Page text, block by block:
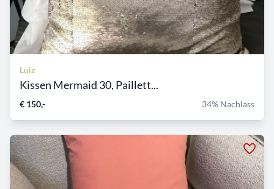
Luiz
Kissen Mermaid 30, Paillett...
€ 150,- 34% Nachlass